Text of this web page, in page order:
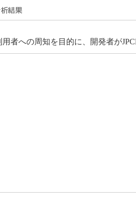
者への周知を目的に、開発者が